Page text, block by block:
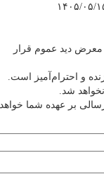
دید عموم قرار
و احترام‌آمیز است.
شد.
بر عهده شما خواهد